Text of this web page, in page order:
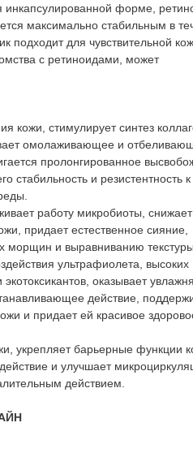
инкапсулированной форме,
максимально стабильным в
подходит для чувствительной
с ретиноидами, может
кожи, стимулирует синтез
омолаживающее и
пролонгированное
стабильность и резистентность к
работу микробиоты,
придает естественное сияние,
морщин и выравниванию текстуры.
ультрафиолета, высоких
оказывает
действие,
и придает ей красивое
укрепляет барьерные функции
и улучшает
действием.